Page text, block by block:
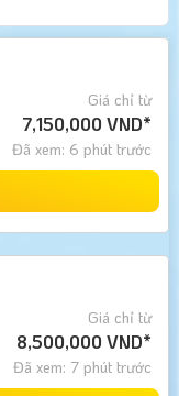
Giá chỉ từ
7,150,000 VND*
Đã xem: 6 phút trước
Giá chỉ từ
8,500,000 VND*
Đã xem: 7 phút trước